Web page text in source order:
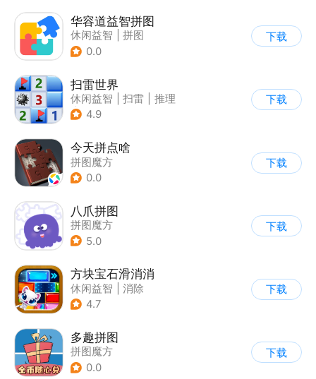
华容道益智拼图
休闲益智
拼图
0.0
下载
扫雷世界
休闲益智 扫雷
推理
| 单机
4.9
下载
今天拼点啥
拼图魔方
0.0
下载
八爪拼图
拼图魔方
5.0
下载
方块宝石滑消消
休闲益智
消除
4.7
下载
多趣拼图
拼图魔方
0.0
下载